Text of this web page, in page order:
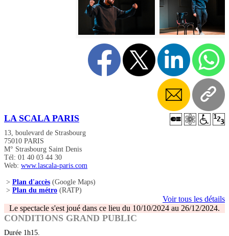
LA SCALA PARIS
13, boulevard de Strasbourg
75010 PARIS
M° Strasbourg Saint Denis
Tél: 01 40 03 44 30
Web: www.lascala-paris.com
> Plan d'accès (Google Maps)
> Plan du métro (RATP)
Voir tous les détails
Le spectacle s'est joué dans ce lieu du 10/10/2024 au 26/12/2024.
CONDITIONS GRAND PUBLIC
Durée 1h15.